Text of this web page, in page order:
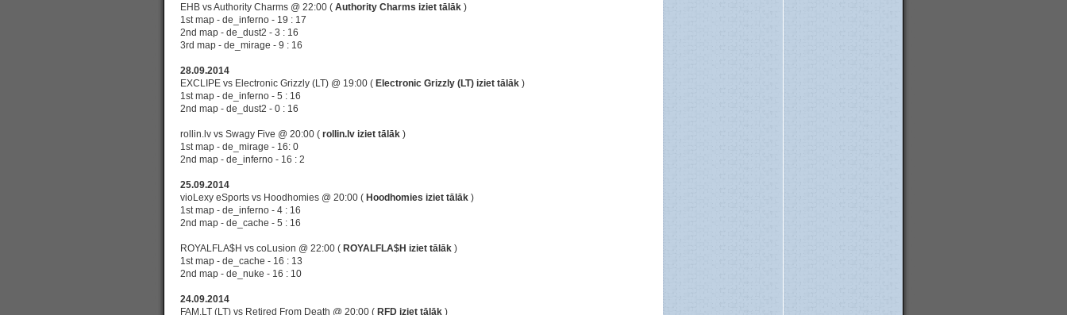
EHB vs Authority Charms @ 22:00 ( Authority Charms iziet tālāk )
1st map - de_inferno - 19 : 17
2nd map - de_dust2 - 3 : 16
3rd map - de_mirage - 9 : 16
28.09.2014
EXCLIPE vs Electronic Grizzly (LT) @ 19:00 ( Electronic Grizzly (LT) iziet tālāk )
1st map - de_inferno - 5 : 16
2nd map - de_dust2 - 0 : 16
rollin.lv vs Swagy Five @ 20:00 ( rollin.lv iziet tālāk )
1st map - de_mirage - 16: 0
2nd map - de_inferno - 16 : 2
25.09.2014
vioLexy eSports vs Hoodhomies @ 20:00 ( Hoodhomies iziet tālāk )
1st map - de_inferno - 4 : 16
2nd map - de_cache - 5 : 16
ROYALFLA$H vs coLusion @ 22:00 ( ROYALFLA$H iziet tālāk )
1st map - de_cache - 16 : 13
2nd map - de_nuke - 16 : 10
24.09.2014
FAM.LT (LT) vs Retired From Death @ 20:00 ( RFD iziet tālāk )